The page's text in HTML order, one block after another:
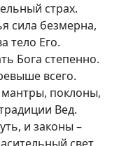
страх.
сила безмерна,
тело Его.
Бога степенно.
всего.
поклоны,
Вед.
и законы –